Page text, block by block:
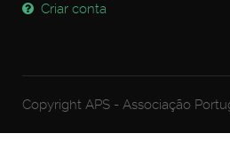
Criar conta
Copyright APS - Associação